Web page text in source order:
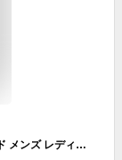
防寒グローブ インナーグローブ スキー スノーボード メンズ レディース ユニセックス 男女兼用 スノボ スノボー スノー ランニング ウォーキング ジョギング バイク 自転車 インナー グローブ ランニンググローブ 手袋 スマホ対応 スマートフォン対応 防寒 薄手 送料無料